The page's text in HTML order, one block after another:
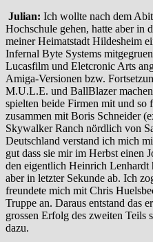
Julian: Ich wollte nach dem
Hochschule gehen, hatte aber in
meiner Heimatstadt Hildesheim
Infernal Byte Systems
Lucasfilm und Eletcronic Arts
Amiga-Versionen bzw.
M.U.L.E. und BallBlazer
spielten beide Firmen mit und
zusammen mit Boris Schneider
Skywalker Ranch nördlich von
Deutschland verstand ich mich
gut dass sie mir im Herbst einen
den eigentlich Heinrich Lenhardt
aber in letzter Sekunde ab. Ich
freundete mich mit Chris
Truppe an. Daraus entstand das
grossen Erfolg des zweiten Teils
dazu.